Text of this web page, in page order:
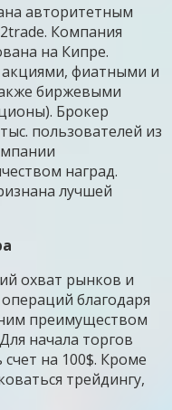
авторитетным
Компания
на Кипре.
акциями, фиатными и
биржевыми
Брокер
пользователей из
наград.
лучшей
охват рынков и
благодаря
преимуществом
начала торгов
на 100$. Кроме
трейдингу,